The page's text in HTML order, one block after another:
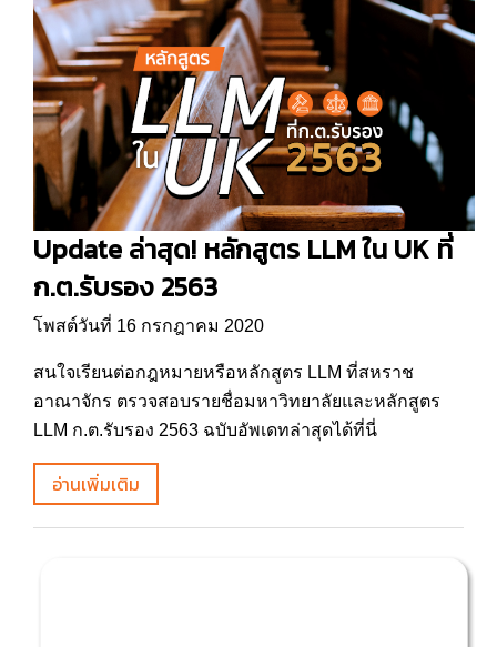
Update ล่าสุด! หลักสูตร LLM ใน UK ที่
ก.ต.รับรอง 2563
โพสต์วันที่ 16 กรกฎาคม 2020
สนใจเรียนต่อกฎหมายหรือหลักสูตร LLM ที่สหราช
อาณาจักร ตรวจสอบรายชื่อมหาวิทยาลัยและหลักสูตร
LLM ก.ต.รับรอง 2563 ฉบับอัพเดทล่าสุดได้ที่นี่
อ่านเพิ่มเติม